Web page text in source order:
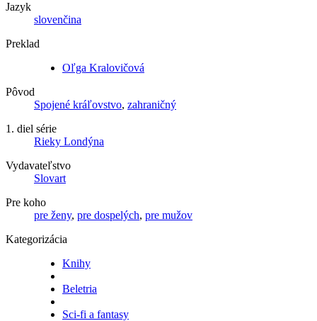
Jazyk
slovenčina
Preklad
Oľga Kralovičová
Pôvod
Spojené kráľovstvo, zahraničný
1. diel série
Rieky Londýna
Vydavateľstvo
Slovart
Pre koho
pre ženy, pre dospelých, pre mužov
Kategorizácia
Knihy
Beletria
Sci-fi a fantasy